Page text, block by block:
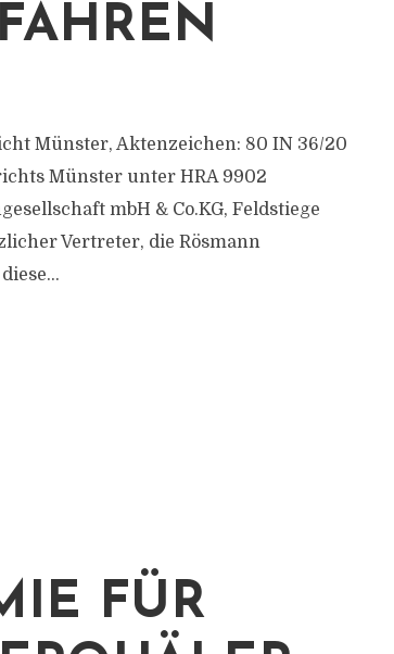
Münster, Aktenzeichen: 80 IN 36/20
Münster unter HRA 9902
mbH & Co.KG, Feldstiege
Vertreter, die Rösmann
FÜR